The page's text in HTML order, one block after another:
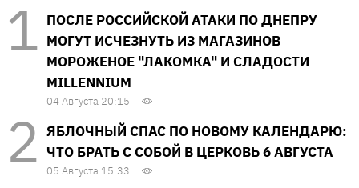
ПОСЛЕ РОССИЙСКОЙ АТАКИ ПО ДНЕПРУ
МОГУТ ИСЧЕЗНУТЬ ИЗ МАГАЗИНОВ
МОРОЖЕНОЕ "ЛАКОМКА" И СЛАДОСТИ
MILLENNIUM
04 Августа 20:15
ЯБЛОЧНЫЙ СПАС ПО НОВОМУ КАЛЕНДАРЮ:
ЧТО БРАТЬ С СОБОЙ В ЦЕРКОВЬ 6 АВГУСТА
05 Августа 15:33